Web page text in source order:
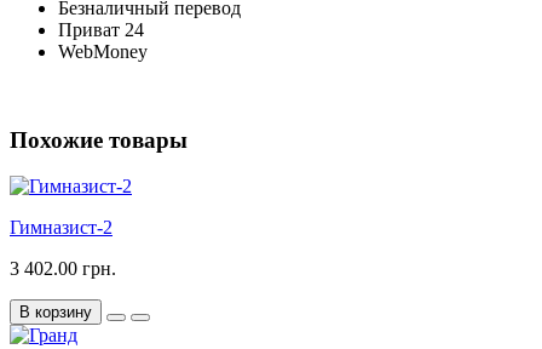
Безналичный перевод
Приват 24
WebMoney
Похожие товары
Гимназист-2
3 402.00 грн.
В корзину